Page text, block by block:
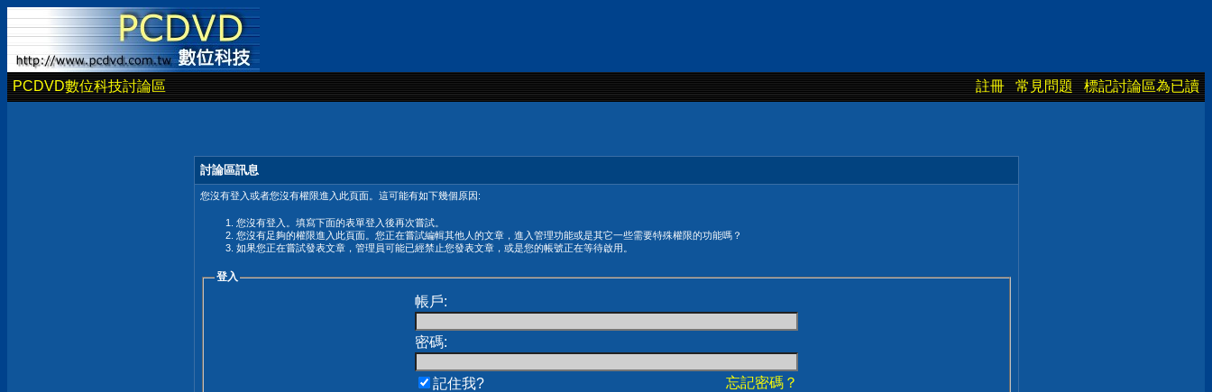
PCDVD數位科技討論區 註冊 常見問題 標記討論區為已讀
討論區訊息
您沒有登入或者您沒有權限進入此頁面。這可能有如下幾個原因:
您沒有登入。填寫下面的表單登入後再次嘗試。
您沒有足夠的權限進入此頁面。您正在嘗試編輯其他人的文章，進入管理功能或是其它一些需要特殊權限的功能嗎？
如果您正在嘗試發表文章，管理員可能已經禁止您發表文章，或是您的帳號正在等待啟用。
登入
帳戶:
密碼:
忘記密碼？
記住我?